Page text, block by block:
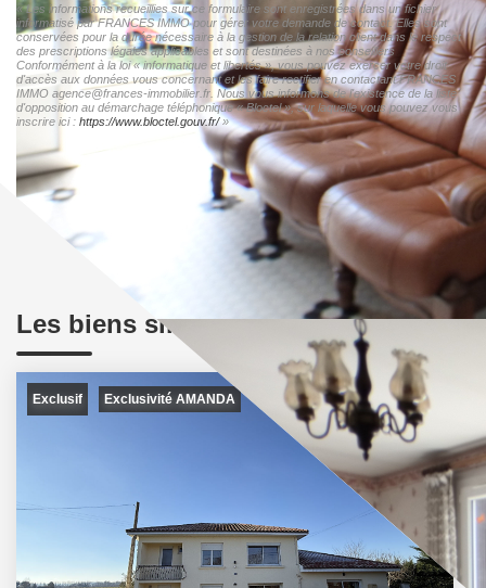
« Les informations recueillies sur ce formulaire sont enregistrées dans un fichier
informatisé par FRANCES IMMO pour gérer votre demande de contact. Elles sont
conservées pour la durée nécessaire à la gestion de la relation client dans le respect
des prescriptions légales applicables et sont destinées à nos conseillers
Conformément à la loi « informatique et libertés », vous pouvez exercer votre droit
d'accès aux données vous concernant et les faire rectifier en contactant FRANCES
IMMO agence@frances-immobilier.fr. Nous vous informons de l'existence de la liste
d'opposition au démarchage téléphonique « Bloctel », sur laquelle vous pouvez vous
inscrire ici : https://www.bloctel.gouv.fr/»
Les biens similaires
Exclusif Exclusivité AMANDA